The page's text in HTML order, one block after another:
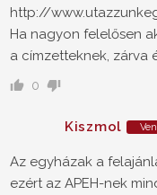
http://
Ha nagyon felelősen
a címzetteknek, zárva
0
Kiszmol
Az egyházak a
ezért az APEH-nek